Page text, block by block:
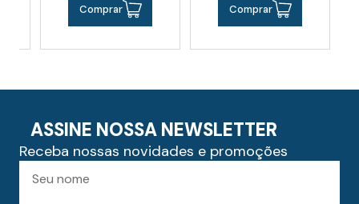
Comprar Comprar
ASSINE NOSSA NEWSLETTER
Receba nossas novidades e promoções
receber